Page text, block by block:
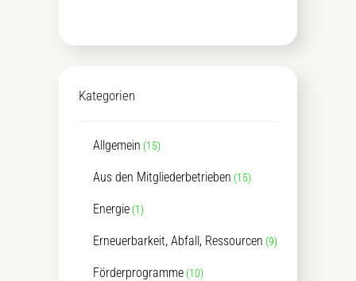
Kategorien
Allgemein (15)
Aus den Mitgliederbetrieben (15)
Energie (1)
Erneuerbarkeit, Abfall, Ressourcen (9)
Förderprogramme (10)